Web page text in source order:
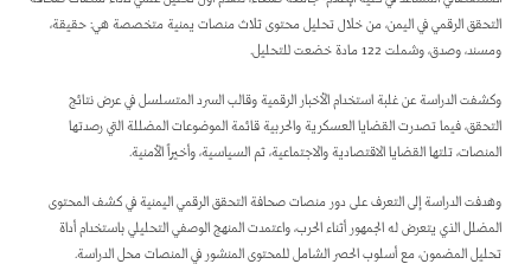
التحقق الرقمي في اليمن، من خلال تحليل محتوى ثلاث منصات يمنية متخصصة هي: حقيقة،
ومسند، وصدق، وشملت 122 مادة خضعت للتحليل.
وكشفت الدراسة عن غلبة استخدام الأخبار الرقمية وقالب السرد المتسلسل في عرض نتائج
التحقق، فيما تصدرت القضايا العسكرية والحربية قائمة الموضوعات المضللة التي رصدتها
المنصات، تلتها القضايا الاقتصادية والاجتماعية، ثم السياسية، وأخيراً الأمنية.
وهدفت الدراسة إلى التعرف على دور منصات صحافة التحقق الرقمي اليمنية في كشف المحتوى
المضلل الذي يتعرض له الجمهور أثناء الحرب، واعتمدت المنهج الوصفي التحليلي باستخدام أداة
تحليل المضمون، مع أسلوب الحصر الشامل للمحتوى المنشور في المنصات محل الدراسة.